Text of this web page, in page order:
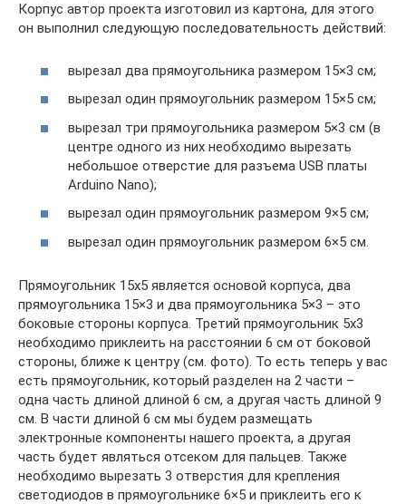
Корпус автор проекта изготовил из картона, для этого
он выполнил следующую последовательность действий:
вырезал два прямоугольника размером 15×3 см;
вырезал один прямоугольник размером 15×5 см;
вырезал три прямоугольника размером 5×3 см (в
центре одного из них необходимо вырезать
небольшое отверстие для разъема USB платы
Arduino Nano);
вырезал один прямоугольник размером 9×5 см;
вырезал один прямоугольник размером 6×5 см.
Прямоугольник 15х5 является основой корпуса, два
прямоугольника 15×3 и два прямоугольника 5×3 – это
боковые стороны корпуса. Третий прямоугольник 5х3
необходимо приклеить на расстоянии 6 см от боковой
стороны, ближе к центру (см. фото). То есть теперь у вас
есть прямоугольник, который разделен на 2 части –
одна часть длиной длиной 6 см, а другая часть длиной 9
см. В части длиной 6 см мы будем размещать
электронные компоненты нашего проекта, а другая
часть будет являться отсеком для пальцев. Также
необходимо вырезать 3 отверстия для крепления
светодиодов в прямоугольнике 6×5 и приклеить его к